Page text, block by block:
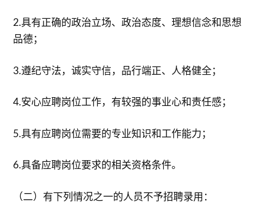
2.具有正确的政治立场、政治态度、理想信念和思想
品德；
3.遵纪守法，诚实守信，品行端正、人格健全；
4.安心应聘岗位工作，有较强的事业心和责任感；
5.具有应聘岗位需要的专业知识和工作能力；
6.具备应聘岗位要求的相关资格条件。
（二）有下列情况之一的人员不予招聘录用：